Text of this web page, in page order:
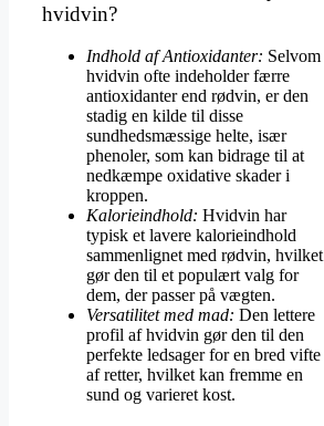
hvidvin?
Indhold af Antioxidanter: Selvom
hvidvin ofte indeholder færre
antioxidanter end rødvin, er den
stadig en kilde til disse
sundhedsmæssige helte, især
phenoler, som kan bidrage til at
nedkæmpe oxidative skader i
kroppen.
Kalorieindhold: Hvidvin har
typisk et lavere kalorieindhold
sammenlignet med rødvin, hvilket
gør den til et populært valg for
dem, der passer på vægten.
Versatilitet med mad: Den lettere
profil af hvidvin gør den til den
perfekte ledsager for en bred vifte
af retter, hvilket kan fremme en
sund og varieret kost.